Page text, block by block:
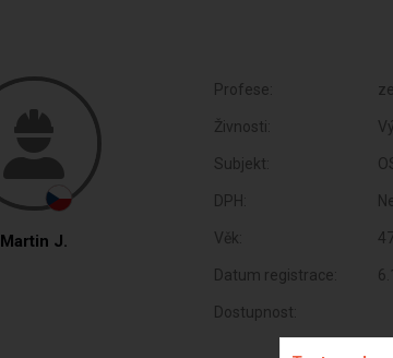
Martin J.
Profese:
Živnosti:
Subjekt:
DPH:
Věk:
Datum registrace:
Dostupnost: